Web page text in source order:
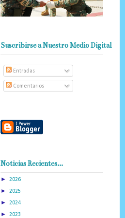
Suscribirse a Nuestro Medio Digital
Entradas
Comentarios
Noticias Recientes...
► 2026
► 2025
► 2024
► 2023